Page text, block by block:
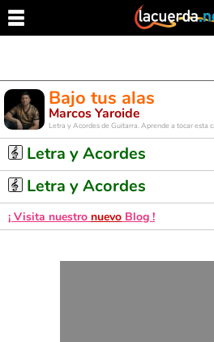
Bajo tus alas
Marcos Yaroide
Letra y Acordes de Guitarra. Aprende a tocar esta
Letra y Acordes
Letra y Acordes
¡ Visita nuestro nuevo Blog !